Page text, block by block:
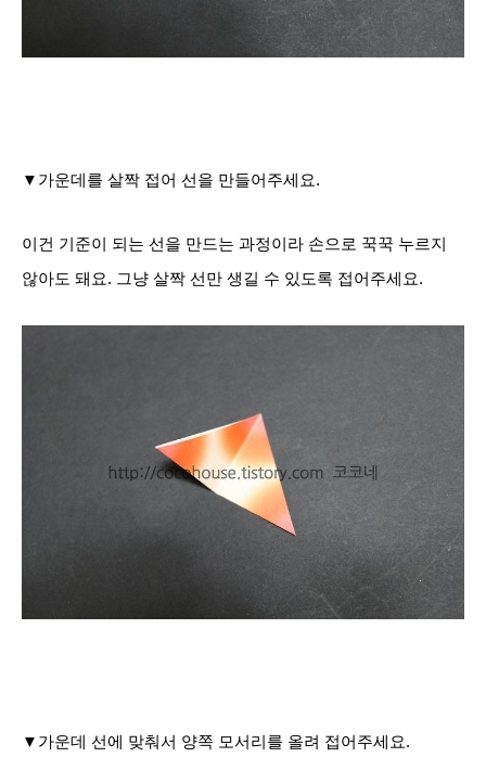
▼ 가운데를 살짝 접어 선을 만들어주세요.
이건 기준이 되는 선을 만드는 과정이라 손으로 꾹꾹 누르지
않아도 돼요. 그냥 살짝 선만 생길 수 있도록 접어주세요.
▼ 가운데 선에 맞춰서 양쪽 모서리를 올려 접어주세요.